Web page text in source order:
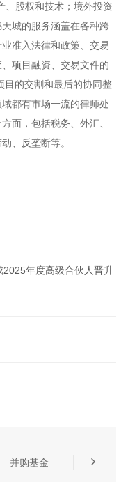
、股权和技术；境外投资
城的服务涵盖在各种跨
准入法律和政策、交易
项目融资、交易文件的
目的交割和最后的协同整
都有市场一流的律师处
面，包括税务、外汇、
、反垄断等。
年度高级合伙人晋升
并购基金